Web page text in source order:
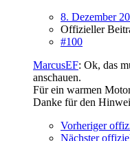
8. Dezember
Offizieller
#100
MarcusEF: Ok, das
anschauen.
Für ein warmen
Danke für den
Vorheriger
Nächster